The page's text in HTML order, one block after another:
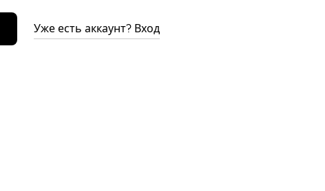
Уже есть аккаунт? Вход